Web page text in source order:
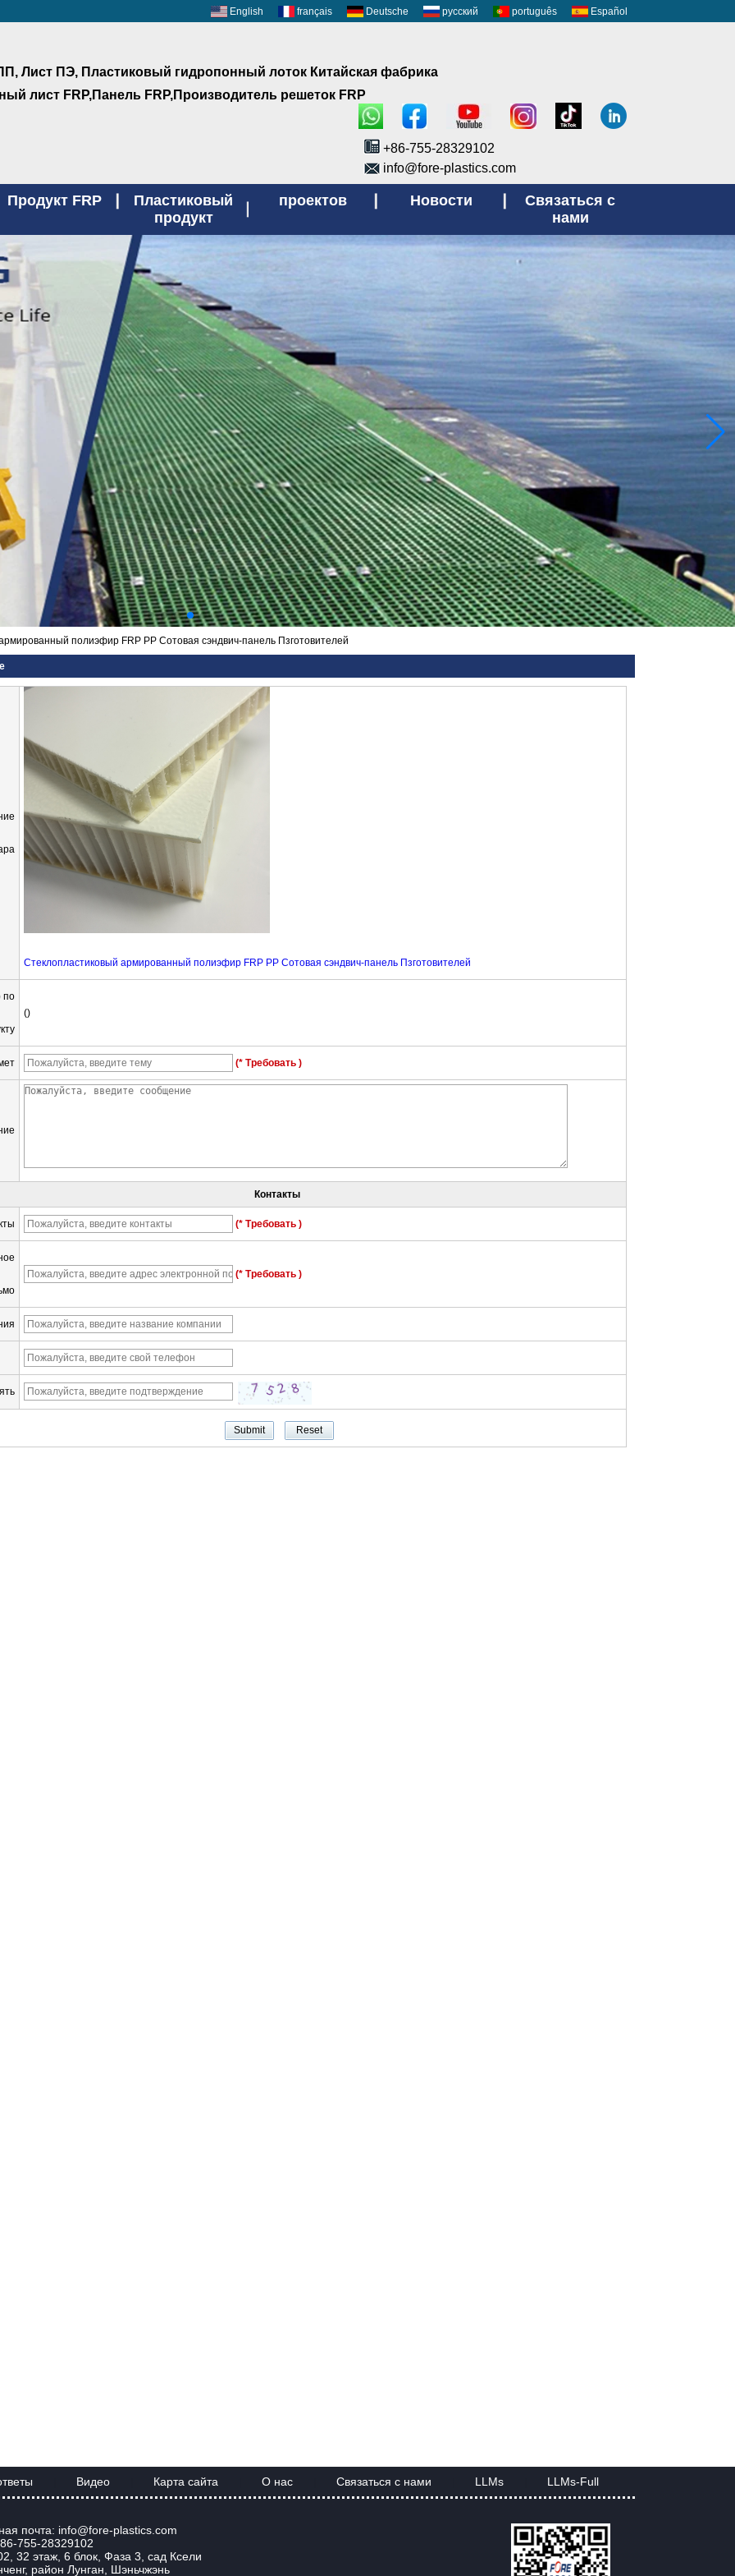
English français Deutsche русский português Español
Лист ПЭ, Пластиковый гидропонный лоток Китайская фабрика
лист FRP,Панель FRP,Производитель решеток FRP
+86-755-28329102
info@fore-plastics.com
Продукт FRP
Пластиковый
продукт
проектов Новости
Связаться с
нами
полиэфир FRP PP Сотовая сэндвич-панель Пзготовителей
Стеклопластиковый армированный полиэфир FRP PP Сотовая сэндвич-панель Пзготовителей
по
()
(* Требовать )
Контакты
(* Требовать )
(* Требовать )
Видео Карта сайта О нас Связаться с нами LLMs LLMs-Full
почта: info@fore-plastics.com
755-28329102
32 этаж, 6 блок, Фаза 3, сад Ксели
район Лунган, Шэньчжэнь